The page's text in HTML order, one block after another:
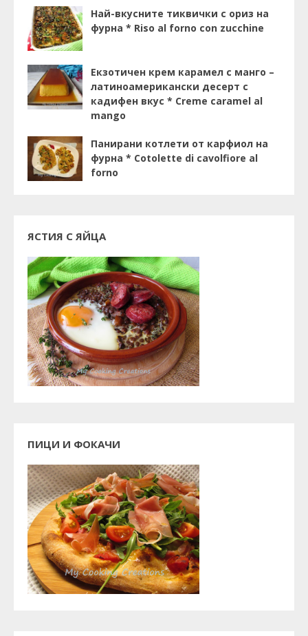
Най-вкусните тиквички с ориз на
фурна * Riso al forno con zucchine
Екзотичен крем карамел с манго –
латиноамерикански десерт с
кадифен вкус * Creme caramel al
mango
Панирани котлети от карфиол на
фурна * Cotolette di cavolfiore al
forno
ЯСТИЯ С ЯЙЦА
ПИЦИ И ФОКАЧИ